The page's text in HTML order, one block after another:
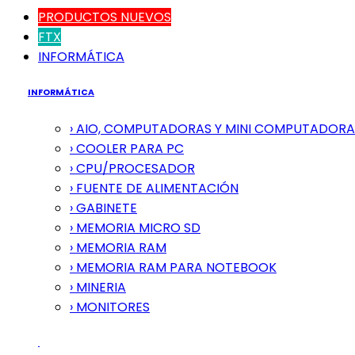
PRODUCTOS NUEVOS
FTX
INFORMÁTICA
INFORMÁTICA
› AIO, COMPUTADORAS Y MINI
› COOLER PARA PC
› CPU/PROCESADOR
› FUENTE DE ALIMENTACIÓN
› GABINETE
› MEMORIA MICRO SD
› MEMORIA RAM
› MEMORIA RAM PARA NOTEBOOK
› MINERIA
› MONITORES